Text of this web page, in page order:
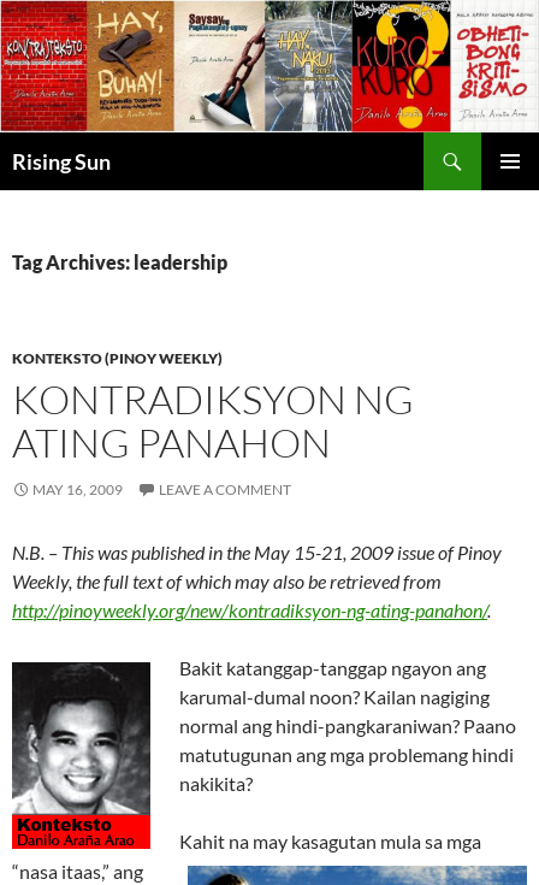
Skip
to
content
Rising Sun
Tag Archives: leadership
KONTEKSTO (PINOY WEEKLY)
KONTRADIKSYON NG
ATING PANAHON
MAY 16, 2009 LEAVE A COMMENT
N.B. – This was published in the May 15-21, 2009 issue of Pinoy
Weekly, the full text of which may also be retrieved from
http://pinoyweekly.org/new/kontradiksyon-ng-ating-panahon/.
Bakit katanggap-tanggap ngayon ang
karumal-dumal noon? Kailan nagiging
normal ang hindi-pangkaraniwan? Paano
matutugunan ang mga problemang hindi
nakikita?
Kahit na may kasagutan mula sa mga
“nasa itaas,” ang